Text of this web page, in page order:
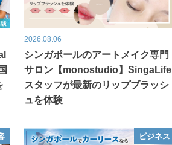
2026.08.06
シンガポールのアートメイク専門
サロン【monostudio】SingaLife
スタッフが最新のリップブラッシ
ュを体験
ビジネス